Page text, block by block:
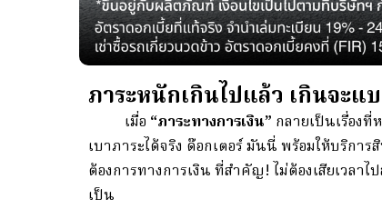
ภาระหนักเกินไปแล้ว เกินจะ
เมื่อ “ภาระทางการเงิน” กลายเป็นเรื่องที่
เบาภาระได้จริง ด๊อกเตอร์ มันนี่ พร้อมให้บริก
ต้องการทางการเงิน ที่สำคัญ! ไม่ต้องเสียเวลาไ
เป็น